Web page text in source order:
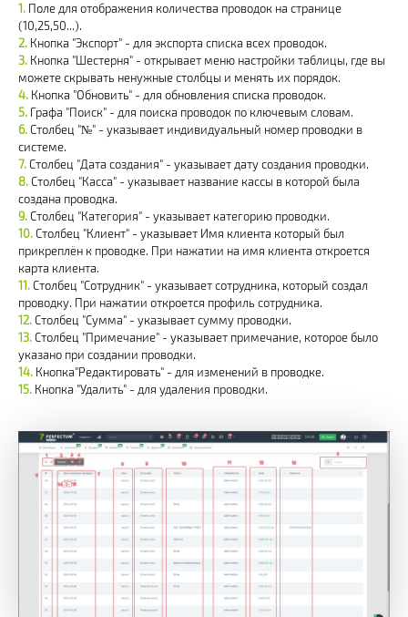
Поле для отображения количества проводок на странице
(10,25,50...).
Кнопка "Экспорт" - для экспорта списка всех проводок.
Кнопка "Шестерня" - открывает меню настройки таблицы, где вы
можете скрывать ненужные столбцы и менять их порядок.
Кнопка "Обновить" - для обновления списка проводок.
Графа "Поиск" - для поиска проводок по ключевым словам.
Столбец "№" - указывает индивидуальный номер проводки в
системе.
Столбец "Дата создания" - указывает дату создания проводки.
Столбец "Касса" - указывает название кассы в которой была
создана проводка.
Столбец "Категория" - указывает категорию проводки.
Столбец "Клиент" - указывает Имя клиента который был
прикреплён к проводке. При нажатии на имя клиента откроется
карта клиента.
Столбец "Сотрудник" - указывает сотрудника, который создал
проводку. При нажатии откроется профиль сотрудника.
Столбец "Сумма" - указывает сумму проводки.
Столбец "Примечание" - указывает примечание, которое было
указано при cоздании проводки.
Кнопка"Редактировать" - для изменений в проводке.
Кнопка "Удалить" - для удаления проводки.